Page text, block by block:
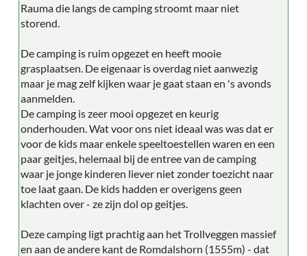
Rauma die langs de camping stroomt maar niet
storend.
De camping is ruim opgezet en heeft mooie
grasplaatsen. De eigenaar is overdag niet aanwezig
maar je mag zelf kijken waar je gaat staan en 's avonds
aanmelden.
De camping is zeer mooi opgezet en keurig
onderhouden. Wat voor ons niet ideaal was was dat er
voor de kids maar enkele speeltoestellen waren en een
paar geitjes, helemaal bij de entree van de camping
waar je jonge kinderen liever niet zonder toezicht naar
toe laat gaan. De kids hadden er overigens geen
klachten over - ze zijn dol op geitjes.
Deze camping ligt prachtig aan het Trollveggen massief
en aan de andere kant de Romdalshorn (1555m) - dat